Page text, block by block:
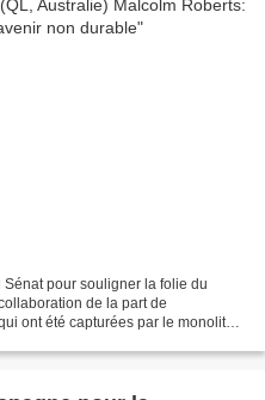
pour souligner la folie du
de la part de
ont été capturées par le monolithe